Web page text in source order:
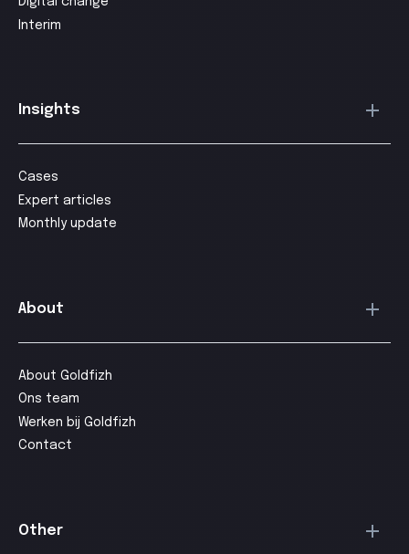
Interim
Insights
Cases
Expert articles
Monthly update
About
About Goldfizh
Ons team
Werken bij Goldfizh
Contact
Other